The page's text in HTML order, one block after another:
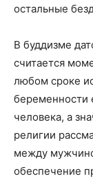
остальные
В буддизме
считается
любом сроке
беременности
человека, а
религии
между
обеспечение